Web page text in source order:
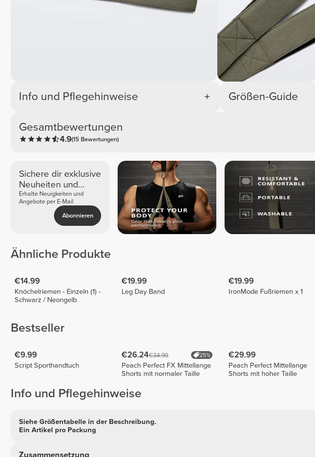
Info und Pflegehinweise
Gesamtbewertungen
4.9(15 Bewertungen)
Größen-Guide
Sichere dir exklusive
Neuheiten und
Angebote
Erhalte Neuigkeiten und
Angebote per E-Mail
Abonnieren
Ähnliche Produkte
€14.99
Knöchelriemen - Einzeln (1) -
Schwarz / Neongelb
€19.99
Leg Day Band
€19.99
IronMode Fußriemen x 1
Bestseller
€9.99
Script Sporthandtuch
€26.24€34.99 25%
Peach Perfect FX Mittellange
Shorts mit normaler Taille
€29.99
Peach Perfect Mittellange
Shorts mit hoher Taille
Info und Pflegehinweise
Siehe Größentabelle in der Beschreibung.
Ein Artikel pro Packung